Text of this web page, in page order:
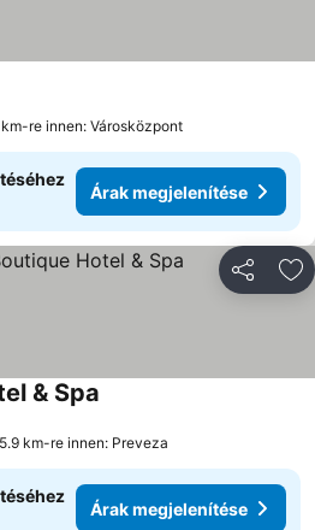
re innen: Városközpont
Árak megjelenítése
& Spa
km-re innen: Preveza
Árak megjelenítése